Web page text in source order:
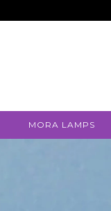
MORA LAMPS